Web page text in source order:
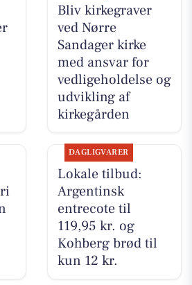
Bliv kirkegraver
ved Nørre
Sandager kirke
med ansvar for
vedligeholdelse og
udvikling af
kirkegården
DAGLIGVARER
Lokale tilbud:
Argentinsk
entrecote til
119,95 kr. og
Kohberg brød til
kun 12 kr.